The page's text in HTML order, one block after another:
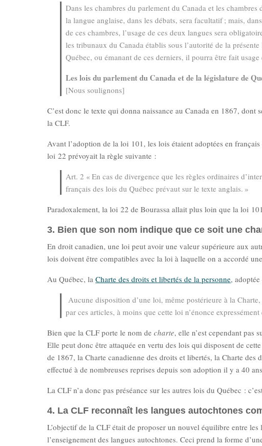
Dans les chambres du parlement du Canada et les
la langue anglaise, dans les débats, sera facultatif ; mais,
de ces chambres, l’usage de ces deux langues sera
les tribunaux du Canada établis sous l’autorité de la
Québec, ou émanant de ces derniers, il pourra être fait usage
Les lois du parlement du Canada et de la législature de
[Nous soulignons]
C’est donc le texte qui donna naissance au Canada en 1867,
la CLF.
Avant l’adoption de la loi 101, les lois étaient adoptées en
loi 22 prévoyait la règle suivante :
Art. 2 « En cas de divergence que les règles ordinaires
français des lois du Québec prévaut sur le texte anglais. »
Paradoxalement, la loi 22 de Bourassa allait plus loin que la loi
3. Bien que son nom indique que ce soit une
En droit canadien, une loi peut avoir une valeur supérieure aux
lois doivent être compatibles avec la loi à laquelle on a accordé
Au Québec, laCharte des droits et libertés de la personne,
Aucune disposition d’une loi, même postérieure à la
par ces articles, à moins que cette loi n’énonce
Bien que la CLF porte le nom decharte, elle n’est cependant pas
Elle peut donc être attaquée en vertu des lois qui disposent de
de 1867, la Charte canadienne des droits et libertés, la Charte
effectué à de nombreuses reprises depuis son adoption il y a 40
La CLF n’a donc pas préséance sur les autres lois du Québec :
4. La CLF reconnaît les langues autochtones
L’objectif de la CLF était de proposer un nouvel équilibre entre
l’enseignement des langues autochtones. Ceci prend la forme